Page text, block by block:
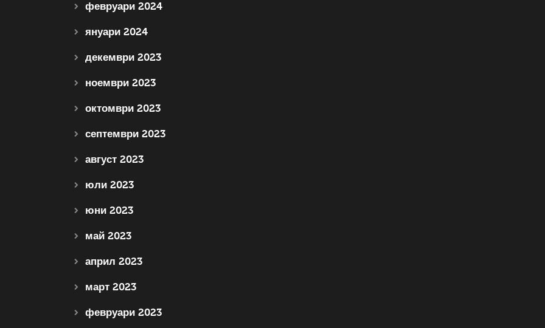
февруари 2024
януари 2024
декември 2023
ноември 2023
октомври 2023
септември 2023
август 2023
юли 2023
юни 2023
май 2023
април 2023
март 2023
февруари 2023